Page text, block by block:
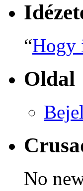
“Hogy
Oldal
No